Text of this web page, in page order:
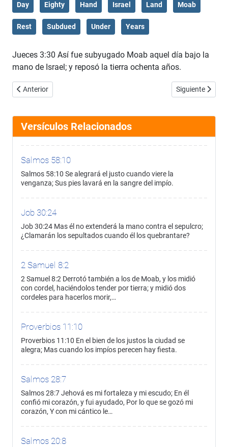
Day Eighty Hand Israel Land Moab
Rest Subdued Under Years
Jueces 3:30 Así fue subyugado Moab aquel día bajo la
mano de Israel; y reposó la tierra ochenta años.
Artículo anterior: Jueces 3:29
Anterior Artículo
Siguiente
Versículos Relacionados
Salmos 58:10
Salmos 58:10 Se alegrará el justo cuando viere la
venganza; Sus pies lavará en la sangre del impío.
Job 30:24
Job 30:24 Mas él no extenderá la mano contra el sepulcro;
¿Clamarán los sepultados cuando él los quebrantare?
2 Samuel 8:2
2 Samuel 8:2 Derrotó también a los de Moab, y los midió
con cordel, haciéndolos tender por tierra; y midió dos
cordeles para hacerlos morir,…
Proverbios 11:10
Proverbios 11:10 En el bien de los justos la ciudad se
alegra; Mas cuando los impíos perecen hay fiesta.
Salmos 28:7
Salmos 28:7 Jehová es mi fortaleza y mi escudo; En él
confió mi corazón, y fui ayudado, Por lo que se gozó mi
corazón, Y con mi cántico le…
Salmos 20:8